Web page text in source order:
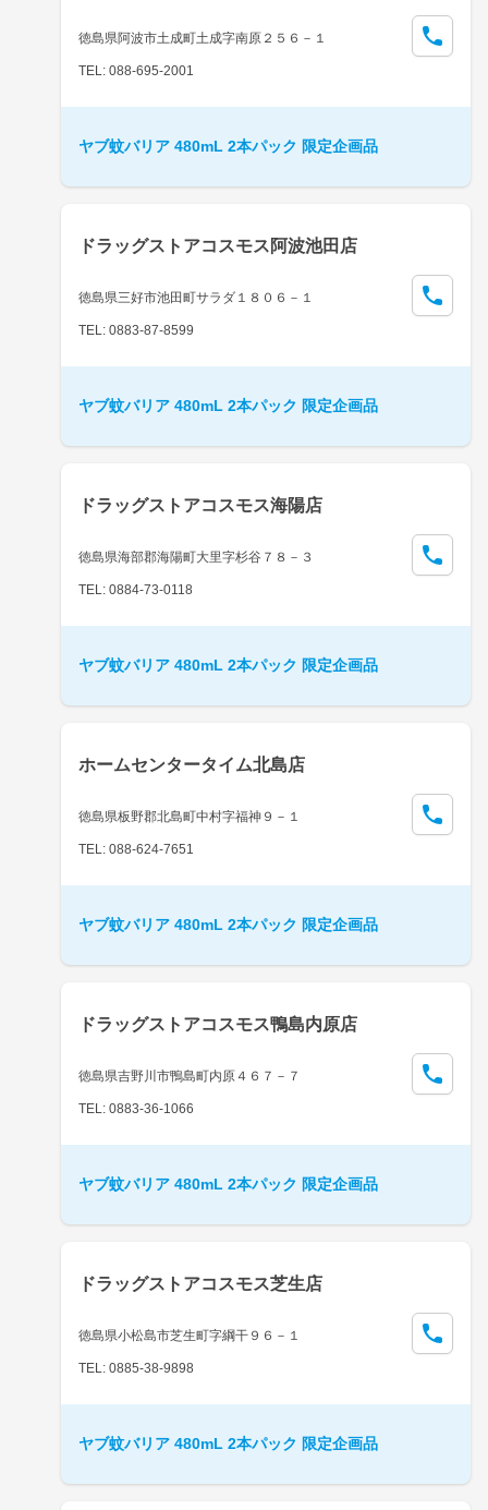
徳島県阿波市土成町土成字南原２５６－１
TEL: 088-695-2001
ヤブ蚊バリア 480mL 2本パック 限定企画品
ドラッグストアコスモス阿波池田店
徳島県三好市池田町サラダ１８０６－１
TEL: 0883-87-8599
ヤブ蚊バリア 480mL 2本パック 限定企画品
ドラッグストアコスモス海陽店
徳島県海部郡海陽町大里字杉谷７８－３
TEL: 0884-73-0118
ヤブ蚊バリア 480mL 2本パック 限定企画品
ホームセンタータイム北島店
徳島県板野郡北島町中村字福神９－１
TEL: 088-624-7651
ヤブ蚊バリア 480mL 2本パック 限定企画品
ドラッグストアコスモス鴨島内原店
徳島県吉野川市鴨島町内原４６７－７
TEL: 0883-36-1066
ヤブ蚊バリア 480mL 2本パック 限定企画品
ドラッグストアコスモス芝生店
徳島県小松島市芝生町字綱干９６－１
TEL: 0885-38-9898
ヤブ蚊バリア 480mL 2本パック 限定企画品